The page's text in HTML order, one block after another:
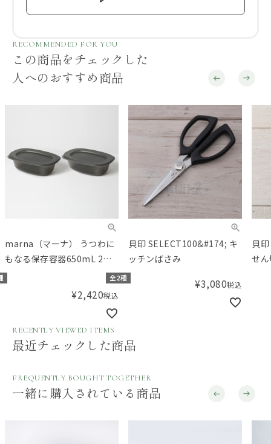
RECOMMENDED FOR YOU
この商品をチェックした
人へのおすすめ商品
marna（マーナ） うつわに
もなる保存容器650mL 2個
入り
全2種
¥2,420税込
貝印 SELECT100&#174; キ
ッチンばさみ
¥3,080税込
貝
せ
RECENTLY VIEWED ITEMS
最近チェックした商品
FREQUENTLY BOUGHT TOGETHER
一緒に購入されている商品